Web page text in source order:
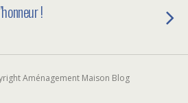
!
Aménagement Maison Blog